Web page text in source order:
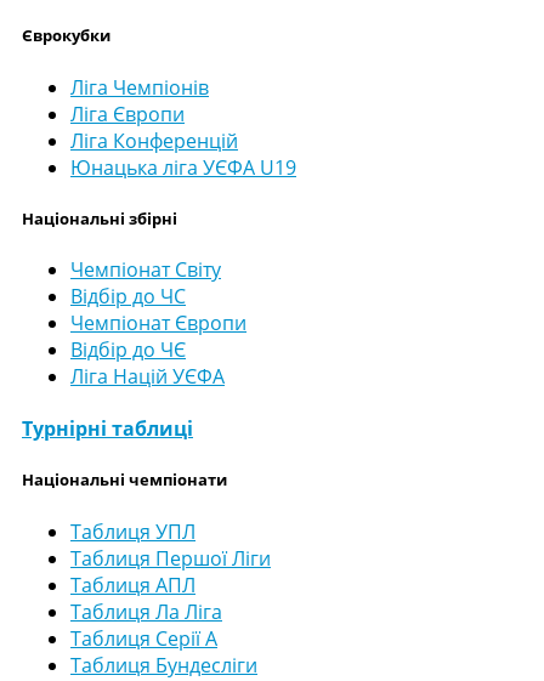
Єврокубки
Ліга Чемпіонів
Ліга Європи
Ліга Конференцій
Юнацька ліга УЄФА U19
Національні збірні
Чемпіонат Світу
Відбір до ЧС
Чемпіонат Європи
Відбір до ЧЄ
Ліга Націй УЄФА
Турнірні таблиці
Національні чемпіонати
Таблиця УПЛ
Таблиця Першої Ліги
Таблиця АПЛ
Таблиця Ла Ліга
Таблиця Серії А
Таблиця Бундесліги